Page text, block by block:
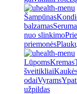
Šampūnas
balzamas
nuo slinkimo
priemonės
LūpomsKremas
šveitikliai
odaiVyrams
užpildas